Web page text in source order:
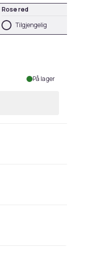
Rose red
Tilgjengelig
På lager
Curls Dyson